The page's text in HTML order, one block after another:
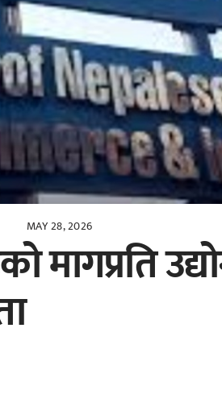
MAY 28, 2026
मागप्रति